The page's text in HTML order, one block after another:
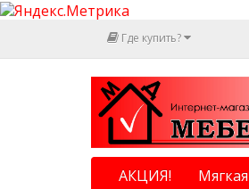
Где купить?
АКЦИЯ!